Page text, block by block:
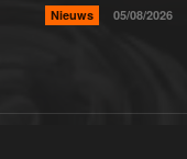
Nieuws 05/08/2026